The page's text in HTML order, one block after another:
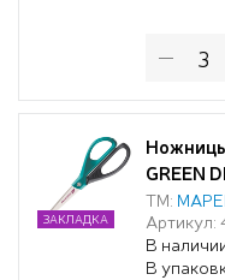
GREEN
ТМ:
Артикул:
В
В
ЗАКЛАДКА